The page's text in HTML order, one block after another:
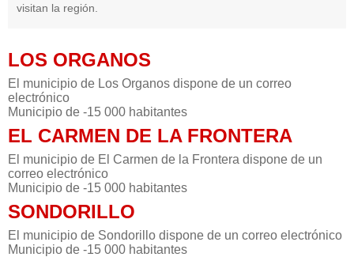
visitan la región.
LOS ORGANOS
El municipio de Los Organos dispone de un correo
electrónico
Municipio de -15 000 habitantes
EL CARMEN DE LA FRONTERA
El municipio de El Carmen de la Frontera dispone de un
correo electrónico
Municipio de -15 000 habitantes
SONDORILLO
El municipio de Sondorillo dispone de un correo electrónico
Municipio de -15 000 habitantes